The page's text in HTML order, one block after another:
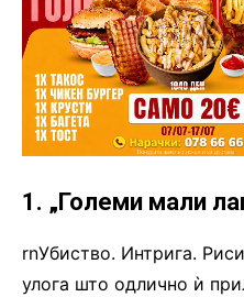
1. „Големи мали
rnУбиство. Интрига.
улога што одлично ѝ